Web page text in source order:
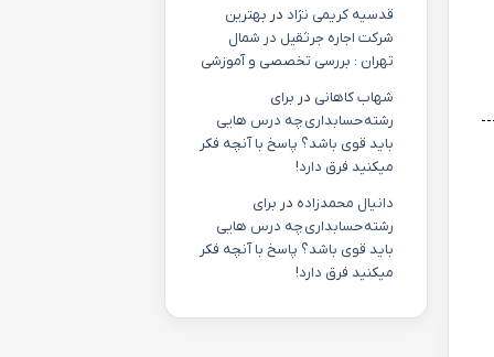
قدسیه کریمی نژاد در بهترین
شرکت اجاره جرثقیل در شمال
تهران : بررسی تخصصی و آموزشی
شهاب کاهانی در برای
رشته حسابداری چه درس هایی
باید قوی باشد؟ پاسخ با آنچه فکر
میکنید فرق دارد!
دانیال محمدزاده در برای
رشته حسابداری چه درس هایی
باید قوی باشد؟ پاسخ با آنچه فکر
میکنید فرق دارد!